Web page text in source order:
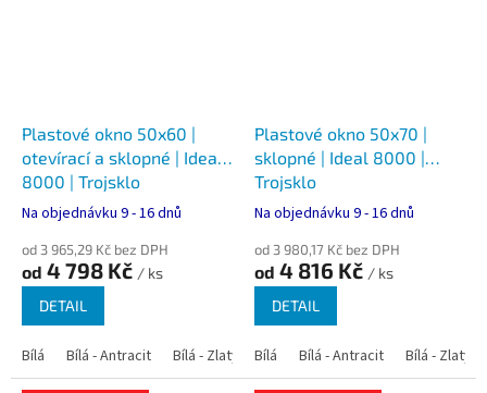
Plastové okno 50x60 |
otevírací a sklopné | Ideal
8000 | Trojsklo
Na objednávku 9 - 16 dnů
od 3 965,29 Kč bez DPH
od 4 798 Kč / ks
DETAIL
Bílá Bílá - Antracit Bílá - Zlatý dub Bílá - Tmavý dub Bílá -
Plastové okno 50x70 |
sklopné | Ideal 8000 |
Trojsklo
Na objednávku 9 - 16 dnů
od 3 980,17 Kč bez DPH
od 4 816 Kč / ks
DETAIL
Bílá Bílá - Antracit Bílá - Zlatý